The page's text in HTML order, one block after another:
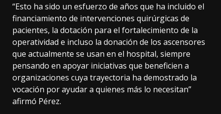
“Esto ha sido un esfuerzo de años que ha incluido el
financiamiento de intervenciones quirúrgicas de
pacientes, la dotación para el fortalecimiento de la
operatividad e incluso la donación de los ascensores
que actualmente se usan en el hospital, siempre
pensando en apoyar iniciativas que beneficien a
organizaciones cuya trayectoria ha demostrado la
vocación por ayudar a quienes más lo necesitan”
afirmó Pérez.